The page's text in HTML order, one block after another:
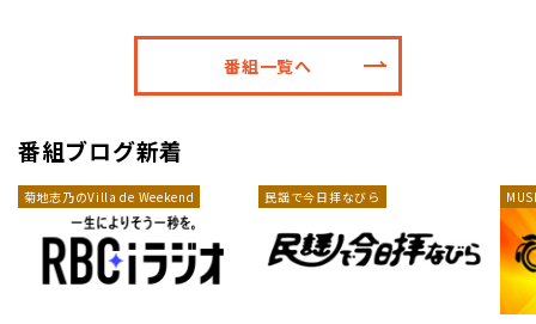
番組一覧へ
番組ブログ新着
菊地志乃のVilla de Weekend 民謡で今日拝なびら